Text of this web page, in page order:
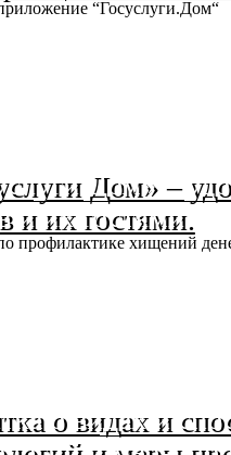
Дом» –
и их гостями.
о видах и